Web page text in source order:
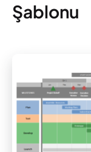
Şablonu